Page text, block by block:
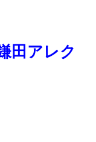
田アレク